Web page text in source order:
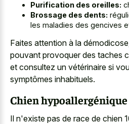
Purification des oreilles:
Brossage des dents:
les maladies des gencives
Faites attention à la
pouvant provoquer des taches
et consultez un vétérinaire si
symptômes inhabituels.
Chien hypoallergénique
Il n'existe pas de race de chien